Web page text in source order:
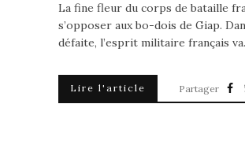
La fine fleur du corps de bataille
s’opposer aux bo-dois de Giap.
défaite, l’esprit militaire français
Lire l'article Partager